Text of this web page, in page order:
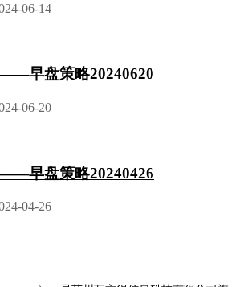
06-14
早盘策略20240620
06-20
早盘策略20240426
04-26